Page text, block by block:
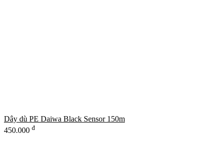
Dây dù PE Daiwa Black Sensor 150m
450.000 đ